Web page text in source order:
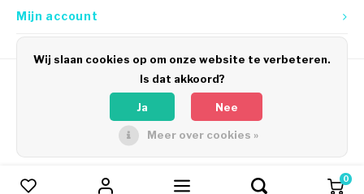
0
Mijn account
Vergelijk producten 0
Wij slaan cookies op om onze website te verbeteren.
Is dat akkoord?
Ja Nee
Meer over cookies »